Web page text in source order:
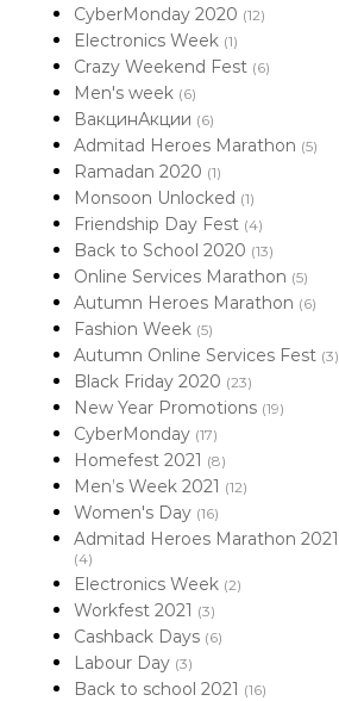
CyberMonday 2020 (12)
Electronics Week (1)
Crazy Weekend Fest (6)
Men's week (6)
ВакцинАкции (6)
Admitad Heroes Marathon (5)
Ramadan 2020 (1)
Monsoon Unlocked (1)
Friendship Day Fest (4)
Back to School 2020 (13)
Online Services Marathon (5)
Autumn Heroes Marathon (6)
Fashion Week (5)
Autumn Online Services Fest (3)
Black Friday 2020 (23)
New Year Promotions (19)
CyberMonday (17)
Homefest 2021 (8)
Men’s Week 2021 (12)
Women's Day (16)
Admitad Heroes Marathon 2021
(4)
Electronics Week (2)
Workfest 2021 (3)
Cashback Days (6)
Labour Day (3)
Back to school 2021 (16)